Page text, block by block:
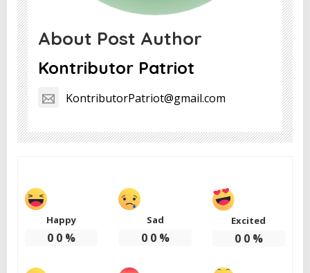
About Post Author
Kontributor Patriot
KontributorPatriot@gmail.com
Happy
0 0 %
Sad
0 0%
Excited
0 0%